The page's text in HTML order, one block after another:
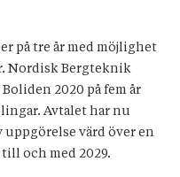
på tre år med möjlighet
Nordisk Bergteknik
2020 på fem år
Avtalet har nu
värd över en
och med 2029.